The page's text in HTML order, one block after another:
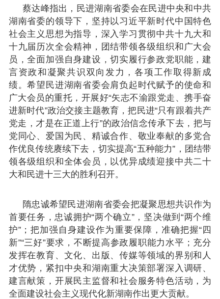
蔡达峰指出，民进湖南省委会在民进中央和中共
湖南省委的领导下，坚持以习近平新时代中国特色
社会主义思想为指导，深入学习贯彻中共十九大和
十九届历次全会精神，团结带领各级组织和广大会
员，全面加强自身建设，切实履行参政党职能，建
言资政和凝聚共识双向发力，各项工作取得新成
绩。希望民进湖南省委会肩负起时代赋予的使命和
广大会员的重托，开展好“矢志不渝跟党走、携手奋
进新时代”政治交接主题教育，把民进“只有跟着共产
党走，才是在正道上行”的政治信念传承下去，把与
党同心、爱国为民、精诚合作、敬业奉献的多党合
作优良传统赓续下去，切实提高“五种能力”，团结带
领各级组织和全体会员，以优异成绩迎接中共二十
大和民进十三大的胜利召开。
隋忠诚希望民进湖南省委会把凝聚思想共识作为
首要任务，忠诚拥护“两个确立”，坚决做到“两个维
护”；把加强自身建设作为重要保障，准确把握“四
新”“三好”要求，不断提高参政履职能力水平；充分
发挥在教育、文化、出版、传媒等领域的界别和人
才优势，紧扣中央和湖南重大决策部署深入调研、
建言献策，开展民主监督和社会服务特色活动，为
全面建设社会主义现代化新湖南作出更大贡献。